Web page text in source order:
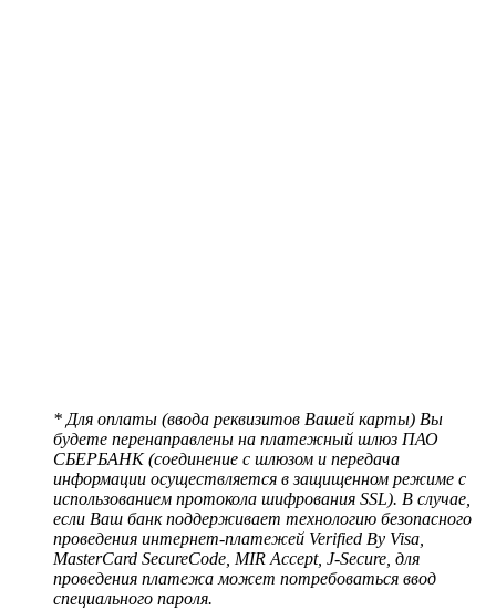
* Для оплаты (ввода реквизитов Вашей карты) Вы
будете перенаправлены на платежный шлюз ПАО
СБЕРБАНК (соединение с шлюзом и передача
информации осуществляется в защищенном режиме с
использованием протокола шифрования SSL). В случае,
если Ваш банк поддерживает технологию безопасного
проведения интернет-платежей Verified By Visa,
MasterCard SecureCode, MIR Accept, J-Secure, для
проведения платежа может потребоваться ввод
специального пароля.